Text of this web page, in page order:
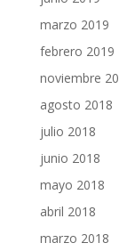
marzo 2019
febrero 2019
noviembre
agosto 2018
julio 2018
junio 2018
mayo 2018
abril 2018
marzo 2018